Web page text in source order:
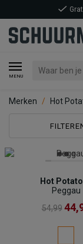
MENU
Merken Hot
Hot
Peggau
54,99